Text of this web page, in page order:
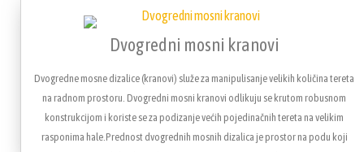
Dvogredni mosni kranovi
Dvogredne mosne dizalice (kranovi) služe za manipulisanje velikih količina tereta
na radnom prostoru. Dvogredni mosni kranovi odlikuju se krutom robusnom
konstrukcijom i koriste se za podizanje većih pojedinačnih tereta na velikim
rasponima hale.Prednost dvogrednih mosnih dizalica je prostor na podu koji